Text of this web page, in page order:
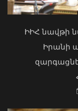
Մկրտության
Արտաշատում
02 Օգոստոս, 2026
ԻԻՀ նավթի
Իրանի